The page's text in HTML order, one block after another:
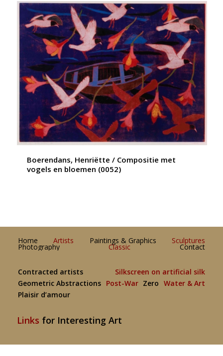
Boerendans, Henriëtte / Compositie met
vogels en bloemen (0052)
Home Artists Paintings & Graphics Sculptures
Photography Classic Contact
Contracted artists
Silkscreen on artificial silk
Geometric Abstractions
Post-War Zero Water & Art
Plaisir d’amour
Links for Interesting Art